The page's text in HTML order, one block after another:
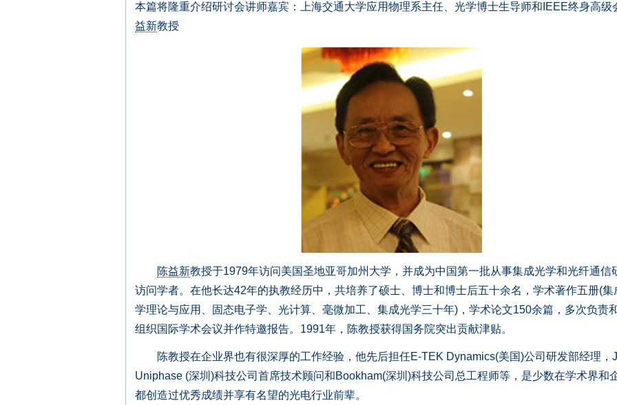
本篇将隆重介绍研讨会讲师嘉宾：上海交通大学应用物理系主任、光学博士生导师和IEEE终身高级
益新教授
陈益新教授于1979年访问美国圣地亚哥加州大学，并成为中国第一批从事集成光学和光纤通信
访问学者。在他长达42年的执教经历中，共培养了硕士、博士和博士后五十余名，学术著作五册(集
学理论与应用、固态电子学、光计算、毫微加工、集成光学三十年)，学术论文150余篇，多次负责
组织国际学术会议并作特邀报告。1991年，陈教授获得国务院突出贡献津贴。
陈教授在企业界也有很深厚的工作经验，他先后担任E-TEK Dynamics(美国)公司研发部经理，
Uniphase (深圳)科技公司首席技术顾问和Bookham(深圳)科技公司总工程师等，是少数在学术界和
都创造过优秀成绩并享有名望的光电行业前辈。